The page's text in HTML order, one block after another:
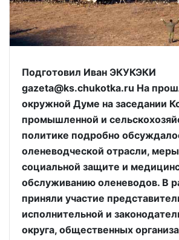
Подготовил Иван ЭКУКЭКИ
gazeta@ks.chukotka.ru На
окружной Думе на заседании
промышленной и
политике подробно
оленеводческой отрасли,
социальной защите и
обслуживанию оленеводов. В
приняли участие
исполнительной и
округа, общественных